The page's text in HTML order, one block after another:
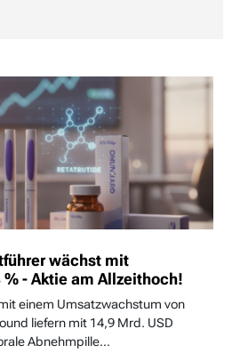
wächst mit
- Aktie am Allzeithoch!
einem Umsatzwachstum von
liefern mit 14,9 Mrd. USD
Abnehmpille...